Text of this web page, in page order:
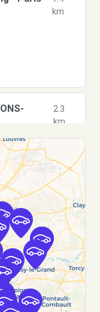
km
2.3
km
2.6
km